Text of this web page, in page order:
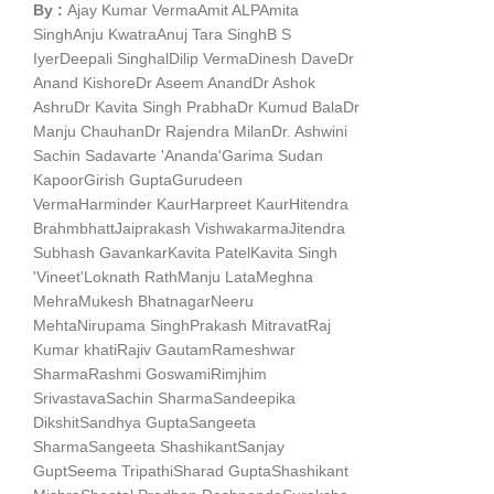
By : Ajay Kumar VermaAmit ALPAmita
SinghAnju KwatraAnuj Tara SinghB S
IyerDeepali SinghalDilip VermaDinesh DaveDr
Anand KishoreDr Aseem AnandDr Ashok
AshruDr Kavita Singh PrabhaDr Kumud BalaDr
Manju ChauhanDr Rajendra MilanDr. Ashwini
Sachin Sadavarte 'Ananda'Garima Sudan
KapoorGirish GuptaGurudeen
VermaHarminder KaurHarpreet KaurHitendra
BrahmbhattJaiprakash VishwakarmaJitendra
Subhash GavankarKavita PatelKavita Singh
'Vineet'Loknath RathManju LataMeghna
MehraMukesh BhatnagarNeeru
MehtaNirupama SinghPrakash MitravatRaj
Kumar khatiRajiv GautamRameshwar
SharmaRashmi GoswamiRimjhim
SrivastavaSachin SharmaSandeepika
DikshitSandhya GuptaSangeeta
SharmaSangeeta ShashikantSanjay
GuptSeema TripathiSharad GuptaShashikant